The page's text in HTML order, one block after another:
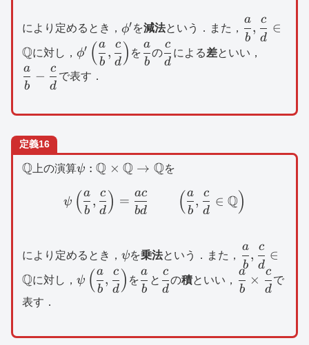
により定めるとき， \phi
^{\prime}
ϕ′ を減法という．また， \dfrac{a}
{d}\in
b
a
,
d
c
∈
Qに対し， \phi
^{\prime}\left(
\dfrac{a}
{d}\right)
ϕ′ ( b
a
,
d
c ) を \dfrac{a}
{b}
b
a
の\dfrac{c}
{d}
d
c
による差といい，
b
a
−
d
c
で表す．
定義16
\mathbb{Q}
Q上の演算\psi
\mathbb{Q}\to
\mathbb{Q}
ψ : Q × Q → Qを
\psi \left(
ψ ( b
a
,
d
c ) =
bd
ac ( b
a
,
d
c
∈ Q)
により定めるとき， \psi
ψを乗法という．また， \dfrac{a}
{d}\in
b
a
,
d
c
∈
Qに対し， \psi \left(
\dfrac{a}
ψ ( b
a
,
d
c ) を\dfrac{a}
{b}
b
a
と \dfrac{c}
{d}
d
c
の積といい， \dfrac{a}
{b}\times
b
a
×
d
c
で
表す．